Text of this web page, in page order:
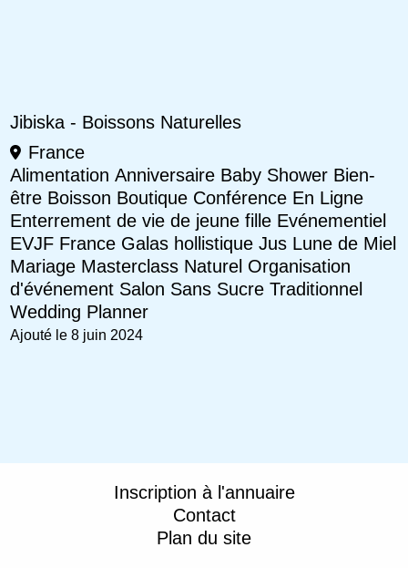
Jibiska - Boissons Naturelles
France
Alimentation Anniversaire Baby Shower Bien-
être Boisson Boutique Conférence En Ligne
Enterrement de vie de jeune fille Evénementiel
EVJF France Galas hollistique Jus Lune de Miel
Mariage Masterclass Naturel Organisation
d'événement Salon Sans Sucre Traditionnel
Wedding Planner
Ajouté le 8 juin 2024
Inscription à l'annuaire
Contact
Plan du site